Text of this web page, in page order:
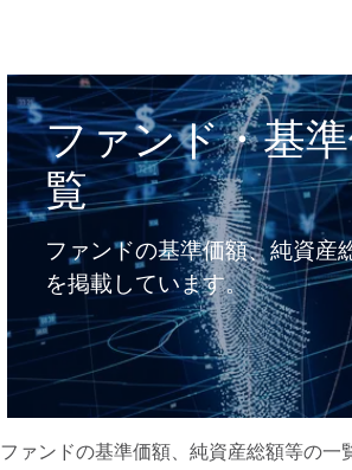
ファンド・基
覧
ファンドの基準価額、純資産
を掲載しています。
ファンドの基準価額、純資産総額等の一